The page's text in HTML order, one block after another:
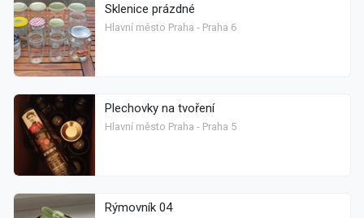
Sklenice prázdné
Hlavní město Praha - Praha 6
Plechovky na tvoření
Hlavní město Praha - Praha 5
Rýmovník 04